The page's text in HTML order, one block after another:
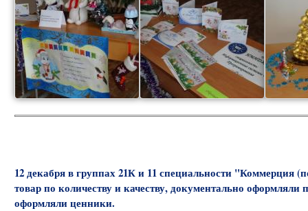
12 декабря в группах 21К и 11 специальности
товар по количеству и качеству, документально
оформляли ценники.